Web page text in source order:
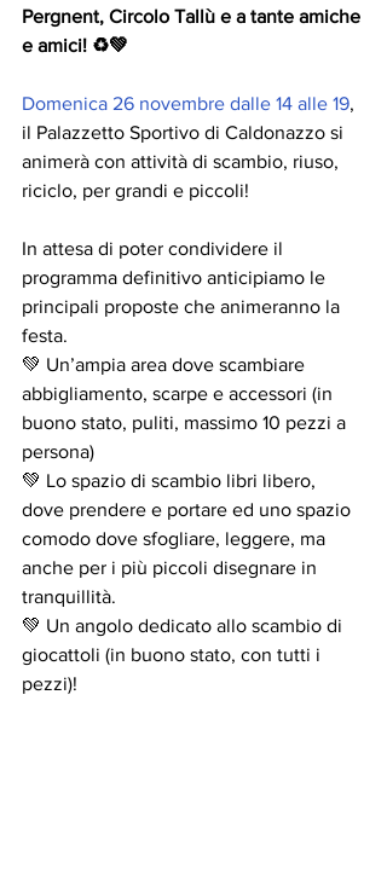
Pergnent, Circolo Tallù e a tante amiche
e amici! ♻️💚
Domenica 26 novembre dalle 14 alle 19,
il Palazzetto Sportivo di Caldonazzo si
animerà con attività di scambio, riuso,
riciclo, per grandi e piccoli!
In attesa di poter condividere il
programma definitivo anticipiamo le
principali proposte che animeranno la
festa.
💚 Un’ampia area dove scambiare
abbigliamento, scarpe e accessori (in
buono stato, puliti, massimo 10 pezzi a
persona)
💚 Lo spazio di scambio libri libero,
dove prendere e portare ed uno spazio
comodo dove sfogliare, leggere, ma
anche per i più piccoli disegnare in
tranquillità.
💚 Un angolo dedicato allo scambio di
giocattoli (in buono stato, con tutti i
pezzi)!